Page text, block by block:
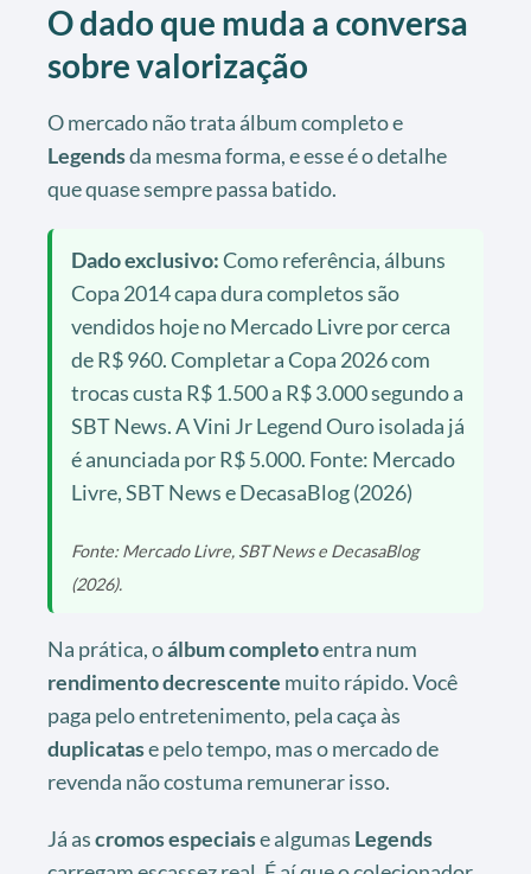
O dado que muda a conversa
sobre valorização
O mercado não trata álbum completo e
Legendsda mesma forma, e esse é o detalhe
que quase sempre passa batido.
Dado exclusivo:Como referência, álbuns
Copa 2014 capa dura completos são
vendidos hoje no Mercado Livre por cerca
de R$ 960. Completar a Copa 2026 com
trocas custa R$ 1.500 a R$ 3.000 segundo a
SBT News. A Vini Jr Legend Ouro isolada já
é anunciada por R$ 5.000. Fonte: Mercado
Livre, SBT News e DecasaBlog (2026)
Fonte: Mercado Livre, SBT News e DecasaBlog
(2026).
Na prática, oálbum completoentra num
rendimento decrescente muito rápido. Você
paga pelo entretenimento, pela caça às
duplicatase pelo tempo, mas o mercado de
revenda não costuma remunerar isso.
Já ascromos especiaise algumas Legends